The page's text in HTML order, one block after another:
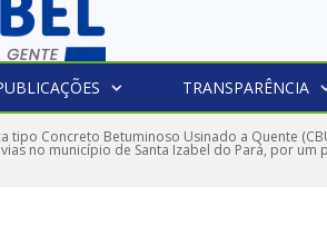
TRANSPARÊNCIA
tipo Concreto Betuminoso Usinado a Quente
no município de Santa Izabel do Pará, por um